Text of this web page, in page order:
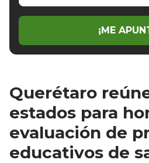
email
¡ME
Querétaro
estados para
evaluación de
educativos de